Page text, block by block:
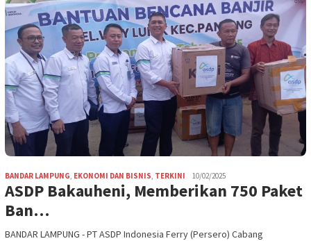
BANDAR LAMPUNG EKONOMI DAN BISNIS TERKINI 10/02/2025
ASDP Bakauheni, Memberikan 750 Paket
Ban…
BANDAR LAMPUNG - PT ASDP Indonesia Ferry (Persero) Cabang